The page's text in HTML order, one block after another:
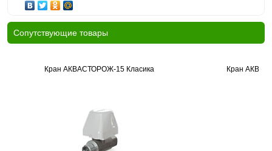
Cопутствующие товары
Кран АКВАСТОРОЖ-15 Класика Кран